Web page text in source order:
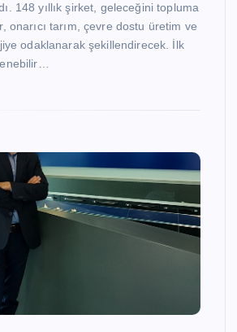
148 yıllık şirket, geleceğini topluma
onarıcı tarım, çevre dostu üretim ve
odaklanarak şekillendirecek. İlk